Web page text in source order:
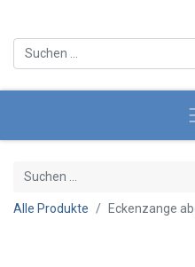
Alle Produkte Eckenzange